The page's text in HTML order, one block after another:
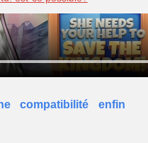
compatibilité enfin